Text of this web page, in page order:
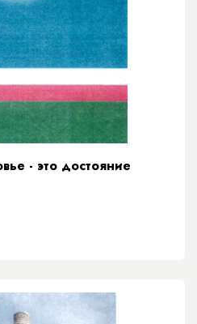
- это достояние